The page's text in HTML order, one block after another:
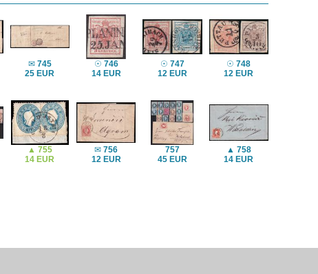
✉ 745
25 EUR
☉ 746
14 EUR
☉747
12 EUR
☉748
12 EUR
▲ 755
14 EUR
✉756
12 EUR
757
45 EUR
▲ 758
14 EUR